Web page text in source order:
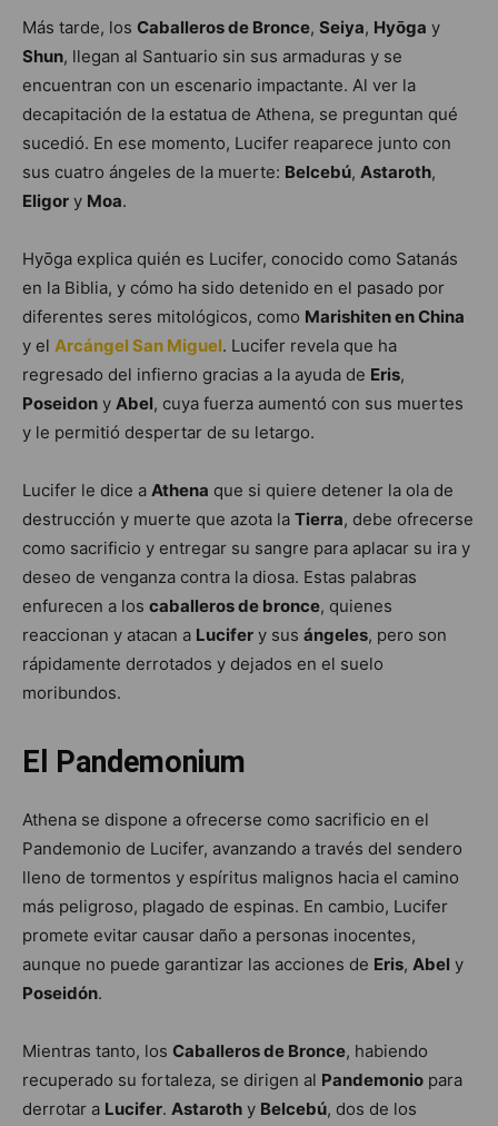
Más tarde, los Caballeros de Bronce, Seiya, Hyōga y
Shun, llegan al Santuario sin sus armaduras y se
encuentran con un escenario impactante. Al ver la
decapitación de la estatua de Athena, se preguntan qué
sucedió. En ese momento, Lucifer reaparece junto con
sus cuatro ángeles de la muerte: Belcebú, Astaroth,
Eligor y Moa.
Hyōga explica quién es Lucifer, conocido como Satanás
en la Biblia, y cómo ha sido detenido en el pasado por
diferentes seres mitológicos, como Marishiten en China
y el Arcángel San Miguel. Lucifer revela que ha
regresado del infierno gracias a la ayuda de Eris,
Poseidon y Abel, cuya fuerza aumentó con sus muertes
y le permitió despertar de su letargo.
Lucifer le dice a Athena que si quiere detener la ola de
destrucción y muerte que azota la Tierra, debe ofrecerse
como sacrificio y entregar su sangre para aplacar su ira y
deseo de venganza contra la diosa. Estas palabras
enfurecen a los caballeros de bronce, quienes
reaccionan y atacan a Lucifer y sus ángeles, pero son
rápidamente derrotados y dejados en el suelo
moribundos.
El Pandemonium
Athena se dispone a ofrecerse como sacrificio en el
Pandemonio de Lucifer, avanzando a través del sendero
lleno de tormentos y espíritus malignos hacia el camino
más peligroso, plagado de espinas. En cambio, Lucifer
promete evitar causar daño a personas inocentes,
aunque no puede garantizar las acciones de Eris, Abel y
Poseidón.
Mientras tanto, los Caballeros de Bronce, habiendo
recuperado su fortaleza, se dirigen al Pandemonio para
derrotar a Lucifer. Astaroth y Belcebú, dos de los